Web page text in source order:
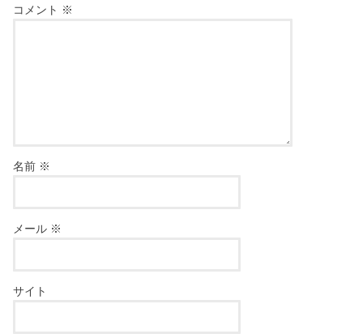
コメント ※
名前 ※
メール ※
サイト